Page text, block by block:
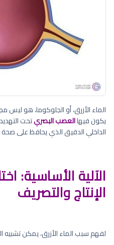
الماء الأزرق، أو الجلوكوما، هو
يكون فيهاالعصب البصريتحت
الداخلي الدقيق الذي يحافظ على صحة
الآلية الأساسية:
الإنتاج والتصريف
لفهم سبب الماء الأزرق، يمكن تشبيه